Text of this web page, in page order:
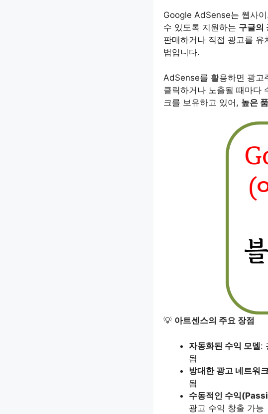
Google AdSense는 웹사
수 있도록 지원하는 구글의
판매하거나 직접 광고를
법입니다.
AdSense를 활용하면 광고
클릭하거나 노출될 때마다
크를 보유하고 있어, 높은
💡 아트센스의 주요 장점
자동화된 수익 모델:
됨
방대한 광고 네트워
됨
수동적인 수익
광고 수익 창출 가능